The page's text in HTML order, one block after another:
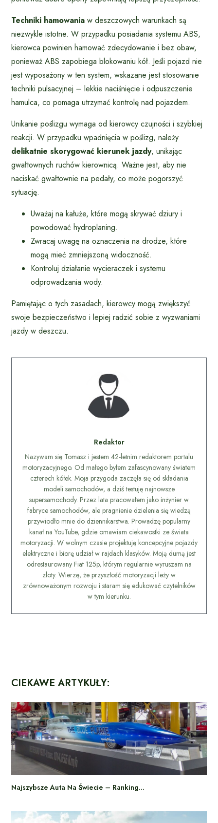
Techniki hamowania w deszczowych warunkach są
niezwykle istotne. W przypadku posiadania systemu ABS,
kierowca powinien hamować zdecydowanie i bez obaw,
ponieważ ABS zapobiega blokowaniu kół. Jeśli pojazd nie
jest wyposażony w ten system, wskazane jest stosowanie
techniki pulsacyjnej – lekkie naciśnięcie i odpuszczenie
hamulca, co pomaga utrzymać kontrolę nad pojazdem.
Unikanie poślizgu wymaga od kierowcy czujności i szybkiej
reakcji. W przypadku wpadnięcia w poślizg, należy
delikatnie skorygować kierunek jazdy, unikając
gwałtownych ruchów kierownicą. Ważne jest, aby nie
naciskać gwałtownie na pedały, co może pogorszyć
sytuację.
Uważaj na kałuże, które mogą skrywać dziury i
powodować hydroplaning.
Zwracaj uwagę na oznaczenia na drodze, które
mogą mieć zmniejszoną widoczność.
Kontroluj działanie wycieraczek i systemu
odprowadzania wody.
Pamiętając o tych zasadach, kierowcy mogą zwiększyć
swoje bezpieczeństwo i lepiej radzić sobie z wyzwaniami
jazdy w deszczu.
Redaktor
Nazywam się Tomasz i jestem 42-letnim redaktorem portalu
motoryzacyjnego. Od małego byłem zafascynowany światem
czterech kółek. Moja przygoda zaczęła się od składania
modeli samochodów, a dziś testuję najnowsze
supersamochody. Przez lata pracowałem jako inżynier w
fabryce samochodów, ale pragnienie dzielenia się wiedzą
przywiodło mnie do dziennikarstwa. Prowadzę popularny
kanał na YouTube, gdzie omawiam ciekawostki ze świata
motoryzacji. W wolnym czasie projektuję koncepcyjne pojazdy
elektryczne i biorę udział w rajdach klasyków. Moją dumą jest
odrestaurowany Fiat 125p, którym regularnie wyruszam na
zloty. Wierzę, że przyszłość motoryzacji leży w
zrównoważonym rozwoju i staram się edukować czytelników
w tym kierunku.
CIEKAWE ARTYKUŁY:
Najszybsze Auta Na Świecie – Ranking…